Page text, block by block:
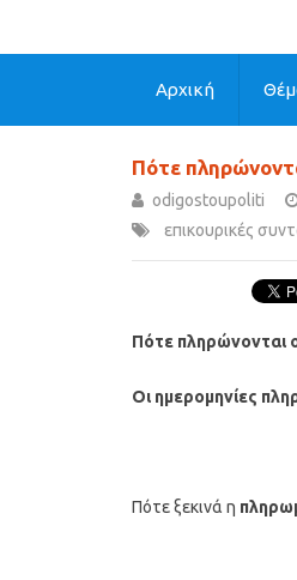
Αρχική
Πότε
odigostoupoliti
επικουρικές
Πότε πληρώνονται
Οι ημερομηνίες
Πότε ξεκινά η